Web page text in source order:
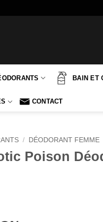
BAIN ET
CONTACT
/ DÉODORANT FEMME
Poison